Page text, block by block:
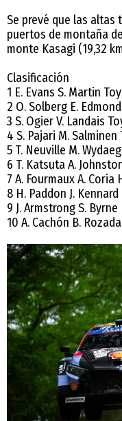
Se prevé que las altas
puertos de montaña
monte Kasagi (19,32
Clasificación
1 E. Evans S. Martin
2 O. Solberg E.
3 S. Ogier V. Landais
4 S. Pajari M. Salminen
5 T. Neuville M.
6 T. Katsuta A.
7 A. Fourmaux A. Coria
8 H. Paddon J.
9 J. Armstrong S.
10 A. Cachón B.